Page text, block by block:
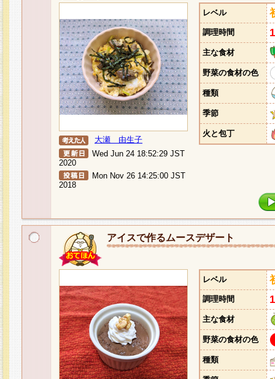
大瀬 由生子
Wed Jun 24 18:52:29 JST
2020
Mon Nov 26 14:25:00 JST
2018
レベル
調理時間
主な食材
野菜の食材の色
種類
季節
火と包丁
アイスで作るムースデザート
レベル
調理時間
主な食材
野菜の食材の色
種類